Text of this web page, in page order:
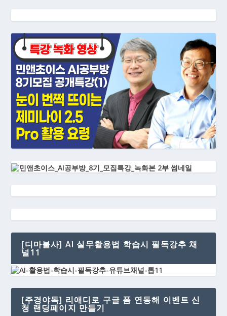
[디마불사] AI 실무활용법 학습시 필독강추 채
널11
[주경야독] 리애디로 구글 폼 연동해 이벤트 신
청 랜딩페이지 만들기